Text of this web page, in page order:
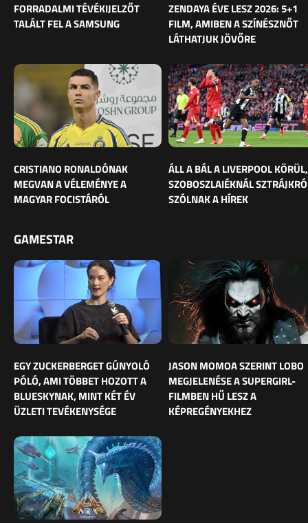
FORRADALMI TÉVÉKIJELZŐT
TALÁLT FEL A SAMSUNG
ZENDAYA ÉVE LESZ 2026: 5+1
FILM, AMIBEN A SZÍNÉSZNŐT
LÁTHATJUK JÖVŐRE
CRISTIANO RONALDÓNAK
MEGVAN A VÉLEMÉNYE A
MAGYAR FOCISTÁRÓL
ÁLL A BÁL A LIVERPOOL KÖRÜL,
SZOBOSZLAIÉKNÁL
SZÓLNAK A HÍREK
GAMESTAR
EGY ZUCKERBERGET GÚNYOLÓ
PÓLÓ, AMI TÖBBET HOZOTT A
BLUESKYNAK, MINT KÉT ÉV
ÜZLETI TEVÉKENYSÉGE
JASON MOMOA SZERINT LOBO
MEGJELENÉSE A SUPERGIRL-
FILMBEN HŰ LESZ A
KÉPREGÉNYEKHEZ